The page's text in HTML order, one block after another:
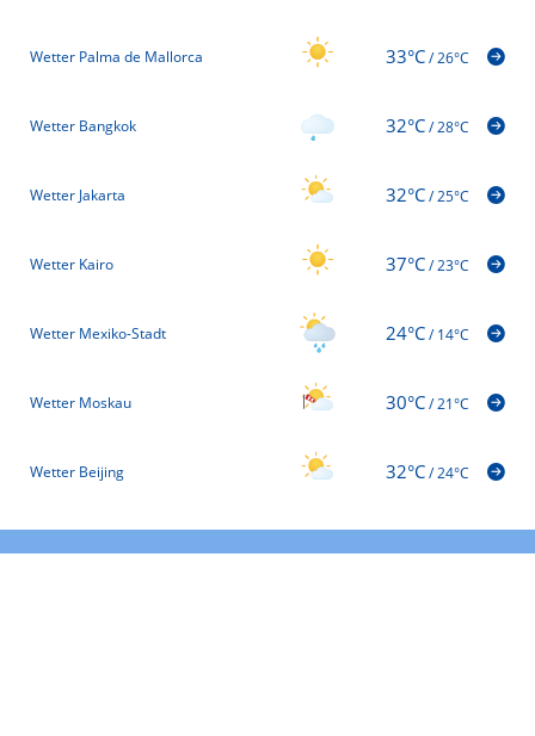
Wetter Palma de Mallorca 33°C/26°C
Wetter Bangkok 32°C/28°C
Wetter Jakarta 32°C/25°C
Wetter Kairo 37°C/23°C
Wetter Mexiko-Stadt 24°C/14°C
Wetter Moskau 30°C/21°C
Wetter Beijing 32°C/24°C